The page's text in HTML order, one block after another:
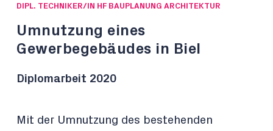
DIPL. TECHNIKER/IN HF BAUPLANUNG ARCHITEKTUR
Umnutzung eines
Gewerbegebäudes in Biel
Diplomarbeit 2020
Mit der Umnutzung des bestehenden